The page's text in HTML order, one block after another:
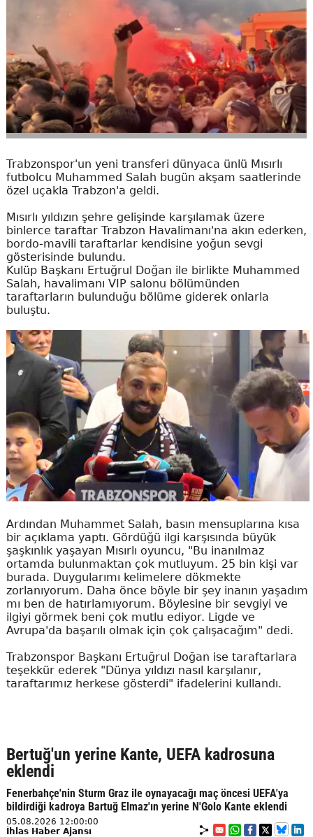
Trabzonspor'un yeni transferi dünyaca ünlü Mısırlı
futbolcu Muhammed Salah bugün akşam saatlerinde
özel uçakla Trabzon'a geldi.
Mısırlı yıldızın şehre gelişinde karşılamak üzere
binlerce taraftar Trabzon Havalimanı'na akın ederken,
bordo-mavili taraftarlar kendisine yoğun sevgi
gösterisinde bulundu.
Kulüp Başkanı Ertuğrul Doğan ile birlikte Muhammed
Salah, havalimanı VIP salonu bölümünden
taraftarların bulunduğu bölüme giderek onlarla
buluştu.
Ardından Muhammet Salah, basın mensuplarına kısa
bir açıklama yaptı. Gördüğü ilgi karşısında büyük
şaşkınlık yaşayan Mısırlı oyuncu, "Bu inanılmaz
ortamda bulunmaktan çok mutluyum. 25 bin kişi var
burada. Duygularımı kelimelere dökmekte
zorlanıyorum. Daha önce böyle bir şey inanın yaşadım
mı ben de hatırlamıyorum. Böylesine bir sevgiyi ve
ilgiyi görmek beni çok mutlu ediyor. Ligde ve
Avrupa'da başarılı olmak için çok çalışacağım" dedi.
Trabzonspor Başkanı Ertuğrul Doğan ise taraftarlara
teşekkür ederek "Dünya yıldızı nasıl karşılanır,
taraftarımız herkese gösterdi" ifadelerini kullandı.
Bertuğ'un yerine Kante, UEFA kadrosuna
eklendi
Fenerbahçe'nin Sturm Graz ile oynayacağı maç öncesi UEFA'ya
bildirdiği kadroya Bartuğ Elmaz'ın yerine N'Golo Kante eklendi
05.08.2026 12:00:00
İhlas Haber Ajansı